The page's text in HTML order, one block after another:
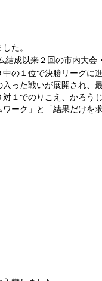
た。
成以来２回の市内大会
の１位で決勝リーグに
った戦いが展開され、
１でのりこえ、かろう
ーク」と「結果だけを